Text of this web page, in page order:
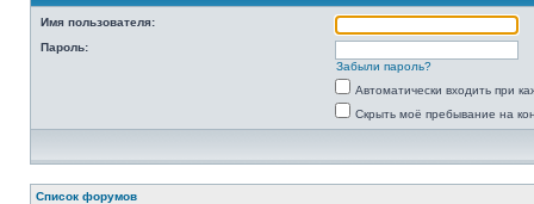
Имя пользователя:
Пароль:
Забыли пароль?
Автоматически входить при
Скрыть моё пребывание на
Список форумов